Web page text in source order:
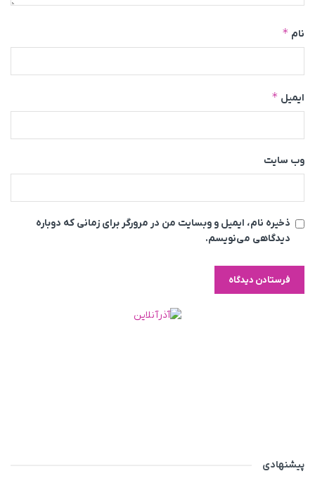
نام *
ایمیل *
وب‌ سایت
ذخیره نام، ایمیل و وبسایت من در مرورگر برای زمانی که دوباره
دیدگاهی می‌نویسم.
پیشنهادی